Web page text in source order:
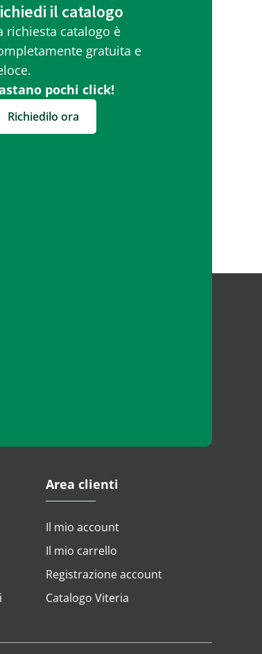
il catalogo
richiesta catalogo è
gratuita e
pochi click!
Richiedilo ora
Area clienti
Il mio account
Il mio carrello
Registrazione account
Catalogo Viteria